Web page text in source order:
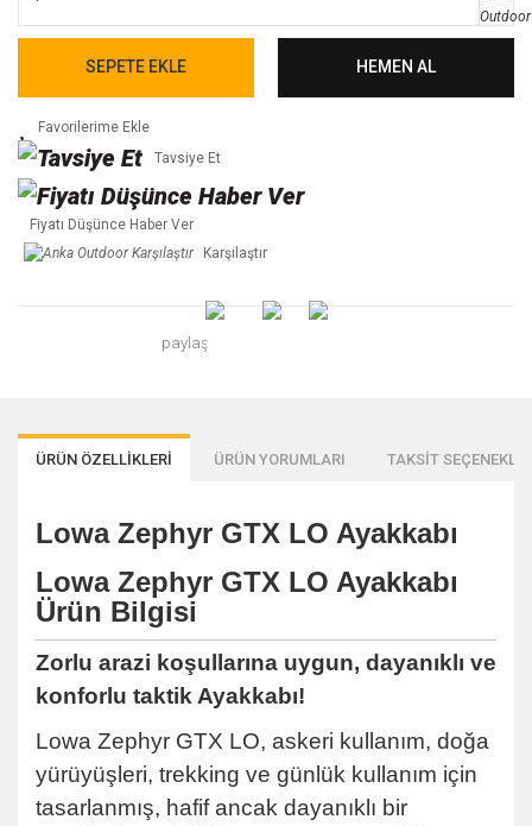
SEPETE EKLE HEMEN AL
Tavsiye Et
Fiyatı Düşünce Haber Ver
Karşılaştır
paylaş
ÜRÜN ÖZELLİKLERİ ÜRÜN YORUMLARI TAKSİT
Lowa Zephyr GTX LO Ayakkabı
Lowa Zephyr GTX LO Ayakkabı
Ürün Bilgisi
Zorlu arazi koşullarına uygun, dayanıklı ve
konforlu taktik Ayakkabı!
Lowa Zephyr GTX LO, askeri kullanım, doğa
yürüyüşleri, trekking ve günlük kullanım için
tasarlanmış, hafif ancak dayanıklı bir